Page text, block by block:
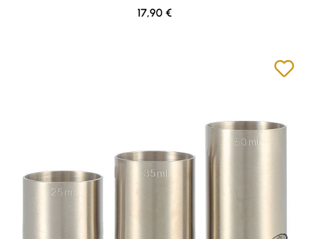
Regulärer Preis:
17,90 €